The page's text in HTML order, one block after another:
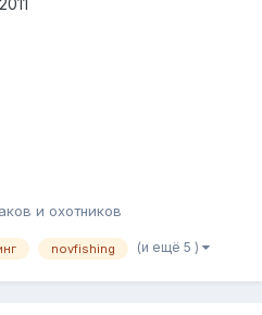
и охотников
novfishing (и ещё 5 )